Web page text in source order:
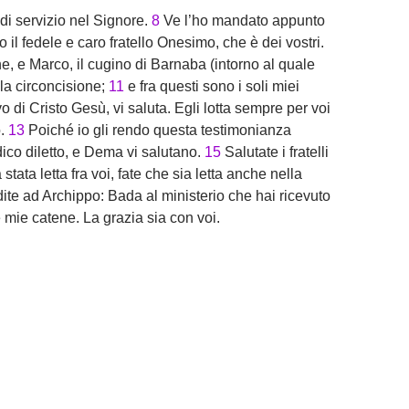
servizio nel Signore. 8 Ve l’ho mandato appunto
il fedele e caro fratello Onesimo, che è dei vostri.
e Marco, il cugino di Barnaba (intorno al quale
circoncisione; 11 e fra questi sono i soli miei
di Cristo Gesù, vi saluta. Egli lotta sempre per voi
13 Poiché io gli rendo questa testimonianza
diletto, e Dema vi salutano. 15 Salutate i fratelli
letta fra voi, fate che sia letta anche nella
ad Archippo: Bada al ministerio che hai ricevuto
catene. La grazia sia con voi.